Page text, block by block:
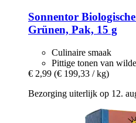
Sonnentor
Grünen, Pak, 15 g
Culinaire smaak
Pittige tonen van
€ 2,99 (€ 199,33 / kg)
Bezorging uiterlijk op 12.